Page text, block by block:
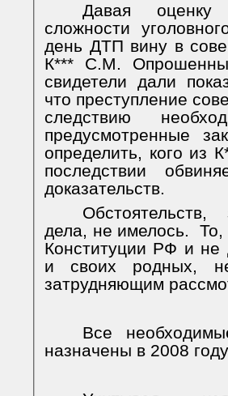
Давая оценку
сложности
день ДТП вину в
К*** С.М.
свидетели дали
что преступление
следствию
предусмотренные
определить, кого из
последствии
доказательств.
дела, не имелось.
То,
Конституции РФ и не
и своих родных, не
затрудняющим
Все
назначены в 2008